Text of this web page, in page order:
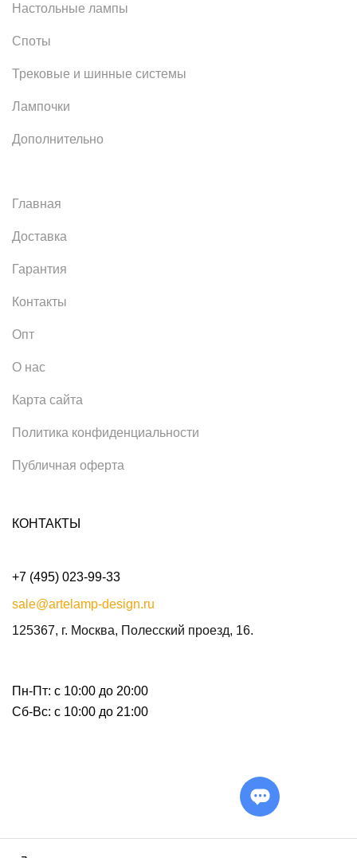
Настольные лампы
Споты
Трековые и шинные системы
Лампочки
Дополнительно
Главная
Доставка
Гарантия
Контакты
Опт
О нас
Карта сайта
Политика конфиденциальности
Публичная оферта
КОНТАКТЫ
+7 (495) 023-99-33
sale@artelamp-design.ru
125367, г. Москва, Полесский проезд, 16.
Пн-Пт: с 10:00 до 20:00
Сб-Вс: с 10:00 до 21:00